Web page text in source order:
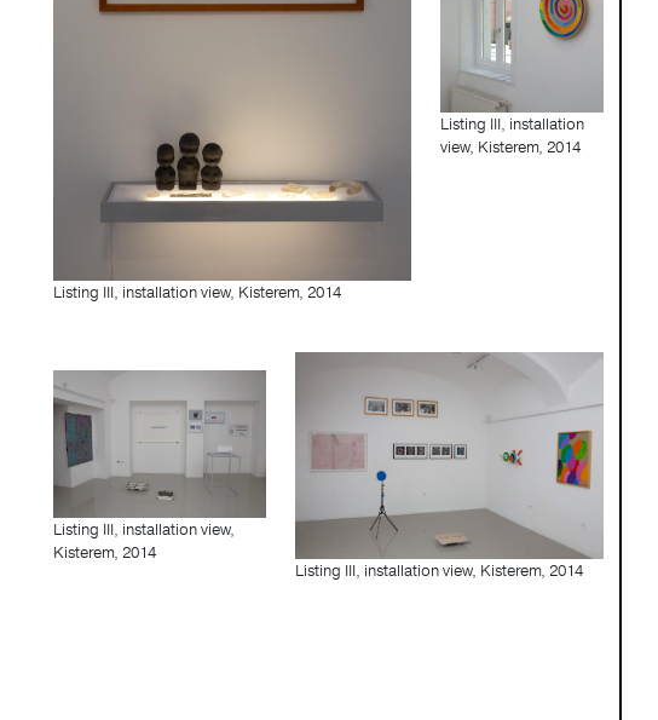
Listing III, installation view, Kisterem, 2014
Listing III, installation
view, Kisterem, 2014
Listing III, installation view,
Kisterem, 2014
Listing III, installation view, Kisterem, 2014